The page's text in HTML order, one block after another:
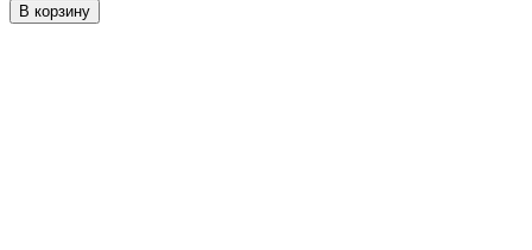
В корзину